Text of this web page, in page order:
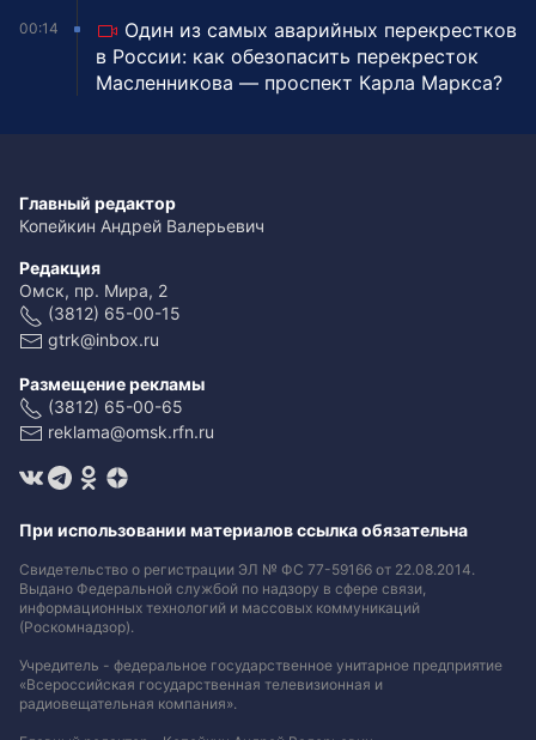
00:14
Один из самых аварийных перекрестков
в России: как обезопасить перекресток
Масленникова — проспект Карла Маркса?
Главный редактор
Копейкин Андрей Валерьевич
Редакция
Омск, пр. Мира, 2
(3812) 65-00-15
gtrk@inbox.ru
Размещение рекламы
(3812) 65-00-65
reklama@omsk.rfn.ru
При использовании материалов ссылка обязательна
Свидетельство о регистрации ЭЛ № ФС 77-59166 от 22.08.2014.
Выдано Федеральной службой по надзору в сфере связи,
информационных технологий и массовых коммуникаций
(Роскомнадзор).
Учредитель - федеральное государственное унитарное предприятие
«Всероссийская государственная телевизионная и
радиовещательная компания».